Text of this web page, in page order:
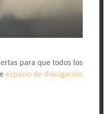
para que todos los
espacio de divulgación